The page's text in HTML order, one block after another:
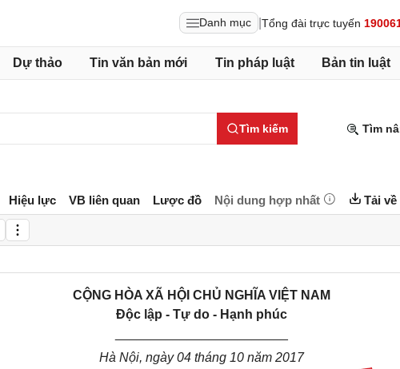
Danh mục Tổng đài trực tuyến
Dự thảo Tin văn bản mới Tin pháp luật Bản tin luật
Tìm kiếm Tìm
Hiệu lực VB liên quan Lược đồ Nội dung hợp nhất Tải về
CỘNG HÒA XÃ HỘI CHỦ NGHĨA VIỆT NAM
Độc lập - Tự do - Hạnh phúc
Hà Nội, ngày04tháng 10năm 2017